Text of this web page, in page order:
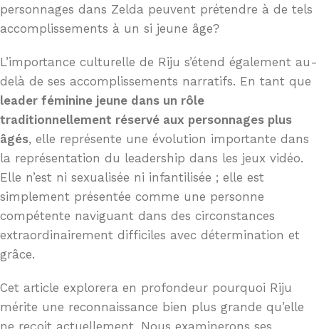
personnages dans Zelda peuvent prétendre à de tels
accomplissements à un si jeune âge?
L’importance culturelle de Riju s’étend également au-
delà de ses accomplissements narratifs. En tant que
leader féminine jeune dans un rôle
traditionnellement réservé aux personnages plus
âgés, elle représente une évolution importante dans
la représentation du leadership dans les jeux vidéo.
Elle n’est ni sexualisée ni infantilisée ; elle est
simplement présentée comme une personne
compétente naviguant dans des circonstances
extraordinairement difficiles avec détermination et
grâce.
Cet article explorera en profondeur pourquoi Riju
mérite une reconnaissance bien plus grande qu’elle
ne reçoit actuellement. Nous examinerons ses